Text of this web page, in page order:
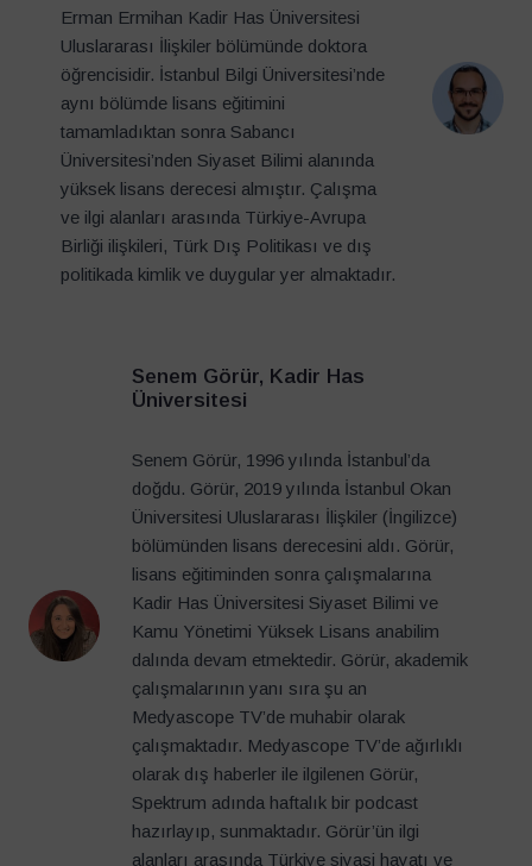
Erman Ermihan Kadir Has Üniversitesi
Uluslararası İlişkiler bölümünde doktora
öğrencisidir. İstanbul Bilgi Üniversitesi’nde
aynı bölümde lisans eğitimini
tamamladıktan sonra Sabancı
Üniversitesi’nden Siyaset Bilimi alanında
yüksek lisans derecesi almıştır. Çalışma
ve ilgi alanları arasında Türkiye-Avrupa
Birliği ilişkileri, Türk Dış Politikası ve dış
politikada kimlik ve duygular yer almaktadır.
Senem Görür, Kadir Has
Üniversitesi
Senem Görür, 1996 yılında İstanbul’da
doğdu. Görür, 2019 yılında İstanbul Okan
Üniversitesi Uluslararası İlişkiler (İngilizce)
bölümünden lisans derecesini aldı. Görür,
lisans eğitiminden sonra çalışmalarına
Kadir Has Üniversitesi Siyaset Bilimi ve
Kamu Yönetimi Yüksek Lisans anabilim
dalında devam etmektedir. Görür, akademik
çalışmalarının yanı sıra şu an
Medyascope TV’de muhabir olarak
çalışmaktadır. Medyascope TV’de ağırlıklı
olarak dış haberler ile ilgilenen Görür,
Spektrum adında haftalık bir podcast
hazırlayıp, sunmaktadır. Görür’ün ilgi
alanları arasında Türkiye siyasi hayatı ve